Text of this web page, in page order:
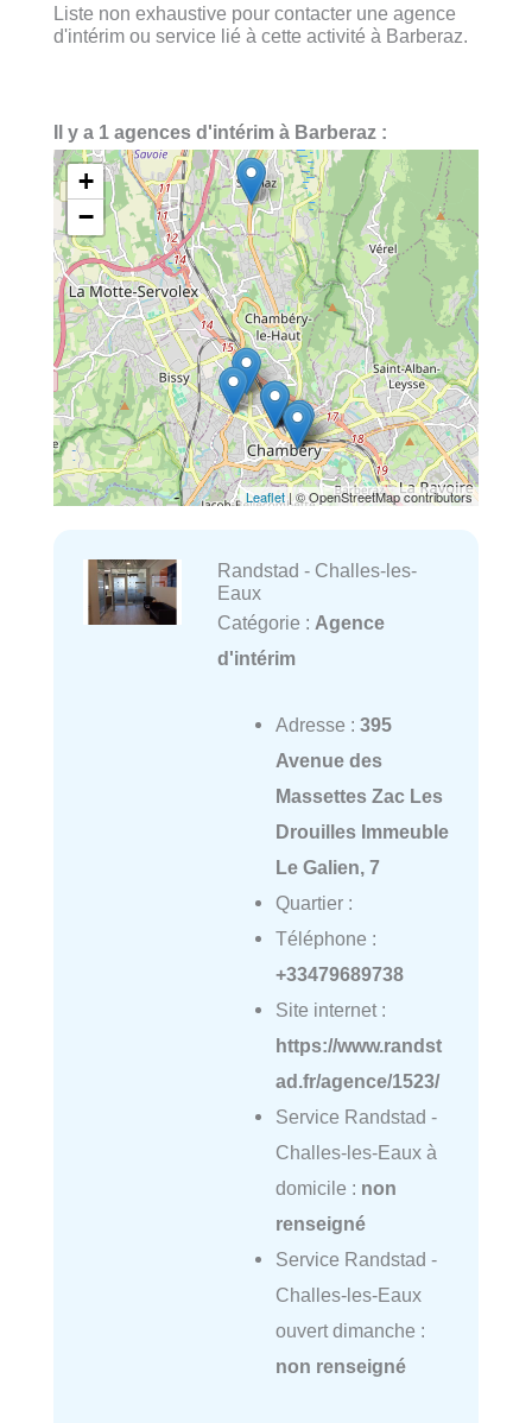
Liste non exhaustive pour contacter une agence
d'intérim ou service lié à cette activité à Barberaz.
Il y a 1 agences d'intérim à Barberaz :
+
−
Leaflet| © OpenStreetMap contributors
Randstad - Challes-les-
Eaux
Catégorie : Agence
d'intérim
Adresse : 395
Avenue des
Massettes Zac Les
Drouilles Immeuble
Le Galien, 7
Quartier :
Téléphone :
+33479689738
Site internet :
https://www.randst
ad.fr/agence/1523/
Service Randstad -
Challes-les-Eaux à
domicile : non
renseigné
Service Randstad -
Challes-les-Eaux
ouvert dimanche :
non renseigné